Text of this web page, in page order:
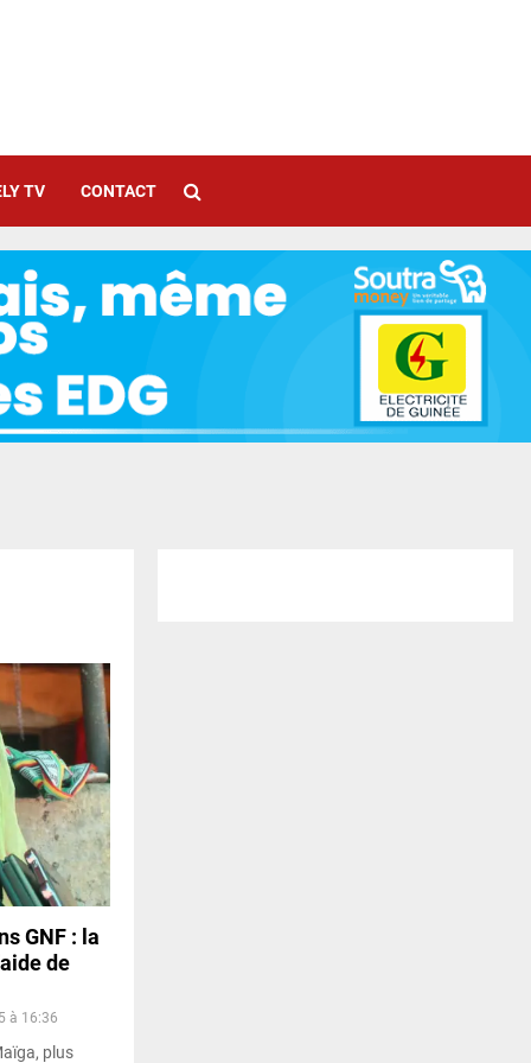
TV CONTACT
GNF : la
de
à 16:36
plus